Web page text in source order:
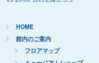
HOME
館内のご案内
フロアマップ